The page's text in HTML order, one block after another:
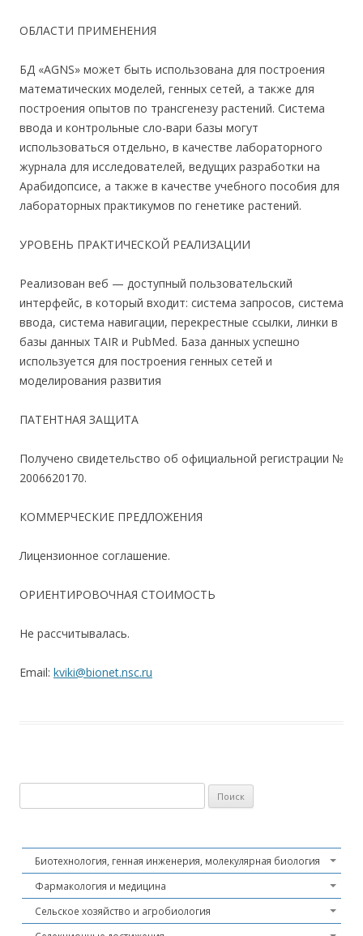
ОБЛАСТИ ПРИМЕНЕНИЯ
БД «AGNS» может быть использована для построения
математических моделей, генных сетей, а также для
построения опытов по трансгенезу растений. Система
ввода и контрольные сло-вари базы могут
использоваться отдельно, в качестве лабораторного
журнала для исследователей, ведущих разработки на
Арабидопсисе, а также в качестве учебного пособия для
лабораторных практикумов по генетике растений.
УРОВЕНЬ ПРАКТИЧЕСКОЙ РЕАЛИЗАЦИИ
Реализован веб — доступный пользовательский
интерфейс, в который входит: система запросов, система
ввода, система навигации, перекрестные ссылки, линки в
базы данных TAIR и PubMed. База данных успешно
используется для построения генных сетей и
моделирования развития
ПАТЕНТНАЯ ЗАЩИТА
Получено свидетельство об официальной регистрации №
2006620170.
КОММЕРЧЕСКИЕ ПРЕДЛОЖЕНИЯ
Лицензионное соглашение.
ОРИЕНТИРОВОЧНАЯ СТОИМОСТЬ
Не рассчитывалась.
Email: kviki@bionet.nsc.ru
Биотехнология, генная инженерия, молекулярная биология
Фармакология и медицина
Сельское хозяйство и агробиология